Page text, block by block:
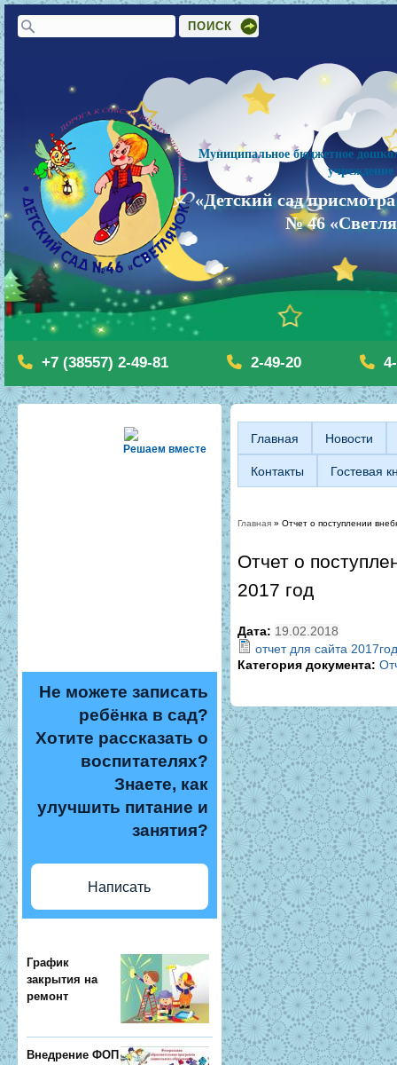
Форма поиска
Поиск
Муниципальное бюджетное
учреждение
«Детский сад
№ 46
+7 (38557) 2-49-81 2-49-20
Решаем вместе
Не можете записать
ребёнка в сад?
Хотите рассказать о
воспитателях?
Знаете, как
улучшить питание и
занятия?
Написать
График
закрытия на
ремонт
Внедрение ФОП
Главная Новости
Контакты Гостевая
Главная » Отчет о поступлении
Отчет о
2017 год
Дата: 19.02.2018
отчет для сайта
Категория документа: